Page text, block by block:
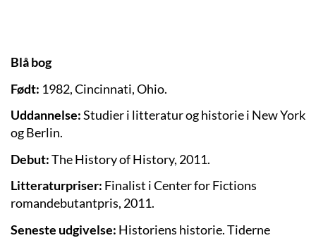
Blå bog
Født: 1982, Cincinnati, Ohio.
Uddannelse:Studier i litteratur og historie i New York
og Berlin.
Debut:The History of History, 2011.
Litteraturpriser: Finalist i Center for Fictions
romandebutantpris, 2011.
Seneste udgivelse: Historiens historie. Tiderne